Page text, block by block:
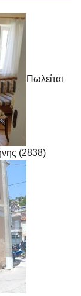
Πωλείται
(2838)